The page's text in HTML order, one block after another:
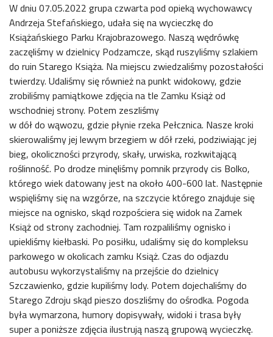
W dniu 07.05.2022 grupa czwarta pod opieką wychowawcy
Andrzeja Stefańskiego, udała się na wycieczkę do
Książańskiego Parku Krajobrazowego. Naszą wędrówkę
zaczęliśmy w dzielnicy Podzamcze, skąd ruszyliśmy szlakiem
do ruin Starego Książa. Na miejscu zwiedzaliśmy pozostałości
twierdzy. Udaliśmy się również na punkt widokowy, gdzie
zrobiliśmy pamiątkowe zdjęcia na tle Zamku Książ od
wschodniej strony. Potem zeszliśmy
w dół do wąwozu, gdzie płynie rzeka Pełcznica. Nasze kroki
skierowaliśmy jej lewym brzegiem w dół rzeki, podziwiając jej
bieg, okoliczności przyrody, skały, urwiska, rozkwitającą
roślinność. Po drodze minęliśmy pomnik przyrody cis Bolko,
którego wiek datowany jest na około 400-600 lat. Następnie
wspięliśmy się na wzgórze, na szczycie którego znajduje się
miejsce na ognisko, skąd rozpościera się widok na Zamek
Książ od strony zachodniej. Tam rozpaliliśmy ognisko i
upiekliśmy kiełbaski. Po posiłku, udaliśmy się do kompleksu
parkowego w okolicach zamku Książ. Czas do odjazdu
autobusu wykorzystaliśmy na przejście do dzielnicy
Szczawienko, gdzie kupiliśmy lody. Potem dojechaliśmy do
Starego Zdroju skąd pieszo doszliśmy do ośrodka. Pogoda
była wymarzona, humory dopisywały, widoki i trasa były
super a poniższe zdjęcia ilustrują naszą grupową wycieczkę.